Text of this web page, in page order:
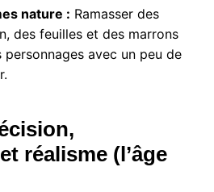
nature : Ramasser des
des feuilles et des marrons
personnages avec un peu de
réalisme (l’âge